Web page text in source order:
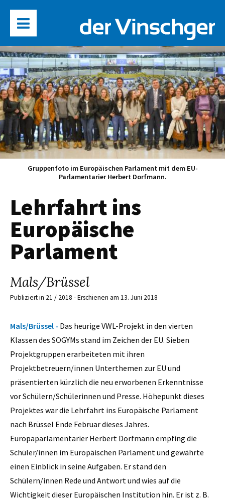
Gruppenfoto im Europäischen Parlament mit dem EU-
Parlamentarier Herbert Dorfmann.
Lehrfahrt ins
Europäische
Parlament
Mals/Brüssel
Publiziert in 21 / 2018 - Erschienen am 13. Juni 2018
Mals/Brüssel - Das heurige VWL-Projekt in den vierten
Klassen des SOGYMs stand im Zeichen der EU. Sieben
Projektgruppen erarbeiteten mit ihren
Projektbetreuern/innen Unterthemen zur EU und
präsentierten kürzlich die neu erworbenen Erkenntnisse
vor Schülern/Schülerinnen und Presse. Höhepunkt dieses
Projektes war die Lehrfahrt ins Europäische Parlament
nach Brüssel Ende Februar dieses Jahres.
Europaparlamentarier Herbert Dorfmann empfing die
Schüler/innen im Europäischen Parlament und gewährte
einen Einblick in seine Aufgaben. Er stand den
Schülern/innen Rede und Antwort und wies auf die
Wichtigkeit dieser Europäischen Institution hin. Er ist z. B.